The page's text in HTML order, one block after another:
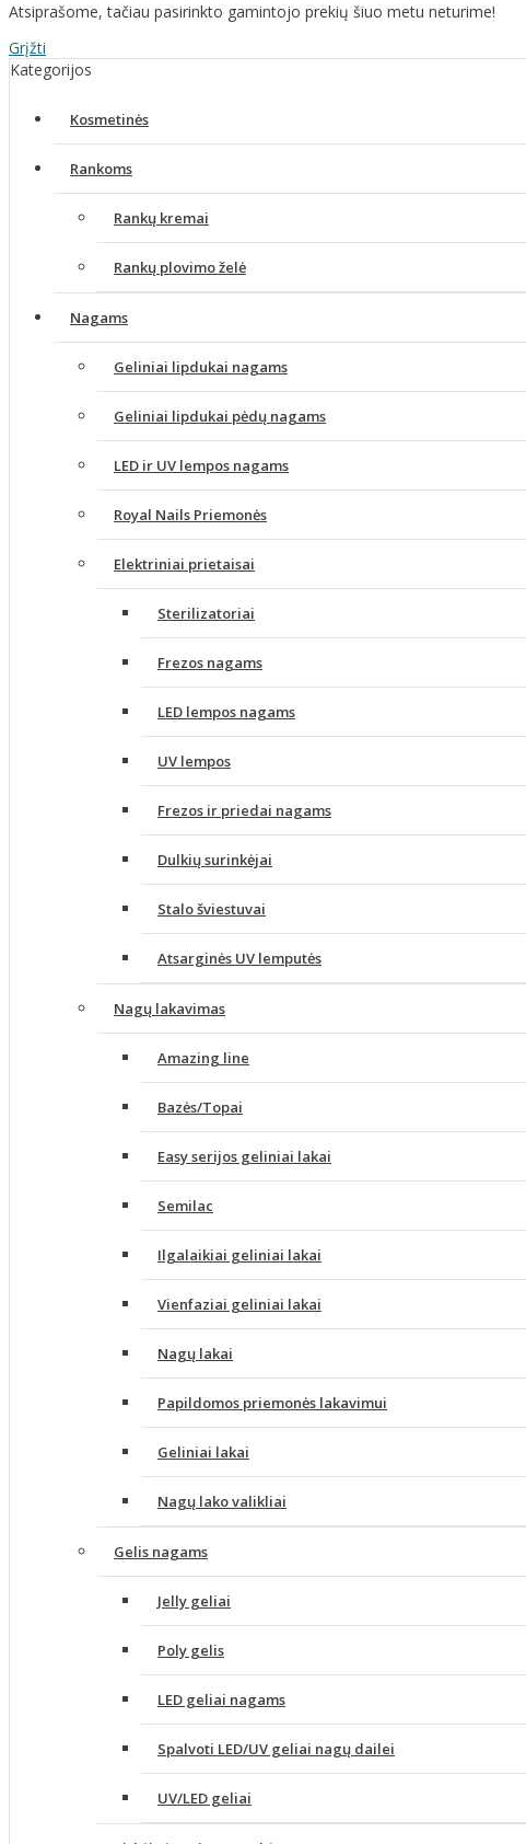
Atsiprašome, tačiau pasirinkto gamintojo prekių šiuo metu neturime!
Grįžti
Kategorijos
Kosmetinės
Rankoms
Rankų kremai
Rankų plovimo želė
Nagams
Geliniai lipdukai nagams
Geliniai lipdukai pėdų nagams
LED ir UV lempos nagams
Royal Nails Priemonės
Elektriniai prietaisai
Sterilizatoriai
Frezos nagams
LED lempos nagams
UV lempos
Frezos ir priedai nagams
Dulkių surinkėjai
Stalo šviestuvai
Atsarginės UV lemputės
Nagų lakavimas
Amazing line
Bazės/Topai
Easy serijos geliniai lakai
Semilac
Ilgalaikiai geliniai lakai
Vienfaziai geliniai lakai
Nagų lakai
Papildomos priemonės lakavimui
Geliniai lakai
Nagų lako valikliai
Gelis nagams
Jelly geliai
Poly gelis
LED geliai nagams
Spalvoti LED/UV geliai nagų dailei
UV/LED geliai